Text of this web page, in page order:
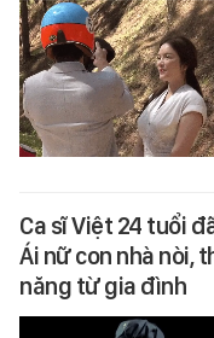
Ca sĩ Việt 24 tuổi
Ái nữ con nhà nòi,
năng từ gia đình